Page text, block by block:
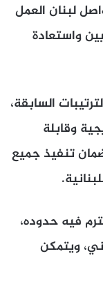
لبنان العمل
واستعادة
السابقة،
وقابلة
تنفيذ جميع
فيه حدوده،
ويتمكن